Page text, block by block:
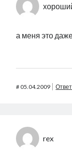
а меня это
#05.04.2009
rex